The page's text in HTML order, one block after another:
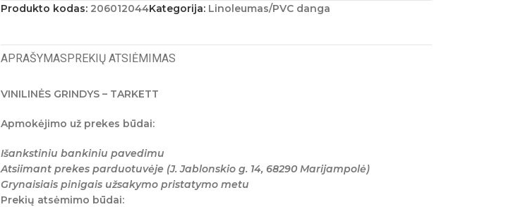
Produkto kodas: 206012044Kategorija: Linoleumas/PVC danga
APRAŠYMASPREKIŲ ATSIĖMIMAS
VINILINĖS GRINDYS – TARKETT
Apmokėjimo už prekes būdai:
Išankstiniu bankiniu pavedimu
Atsiimant prekes parduotuvėje (J. Jablonskio g. 14, 68290 Marijampolė)
Grynaisiais pinigais užsakymo pristatymo metu
Prekių atsėmimo būdai: